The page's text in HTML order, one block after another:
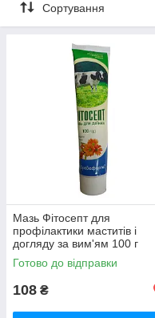
Сортування
Мазь Фітосепт для
профілактики маститів і
догляду за вим'ям 100 г
Бровафарма
Готово до відправки
108 ₴